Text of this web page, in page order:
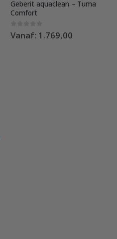
Geberit aquaclean – Tuma
Comfort
0 out of 5
Vanaf: 1.769,00